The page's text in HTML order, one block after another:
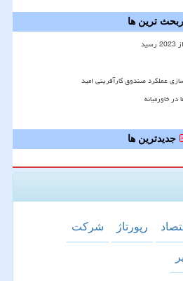
ترین ها
عملکرد صندوق کارآفرینی امید
خاورمیانه
جدیدترین ها
رپورتاژ شركت